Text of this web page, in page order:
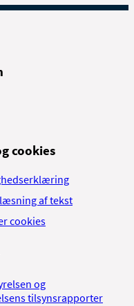
cookies
af tekst
cookies
og
tilsynsrapporter